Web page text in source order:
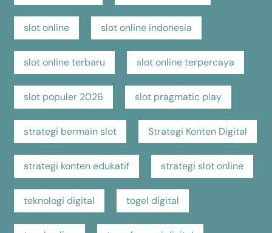
slot online slot online indonesia
slot online terbaru slot online terpercaya
slot populer 2026 slot pragmatic play
strategi bermain slot Strategi Konten Digital
strategi konten edukatif strategi slot online
teknologi digital togel digital